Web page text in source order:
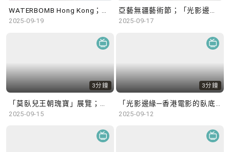
WATERBOMB Hong Kong；「紋」以載道—故宮博物院沉浸式數字體驗展
2025-09-19
亞藝無疆藝術節；「光影邊緣─香港電影的臥底世界」
2025-09-17
3分鐘
2025-09-15
3分鐘
2025-09-12